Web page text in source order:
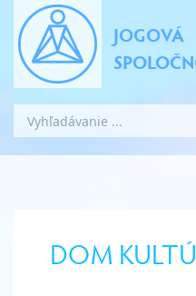
JOGOVÁ
DOM